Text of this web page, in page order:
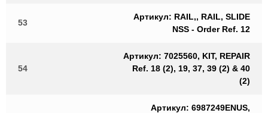
53
Артикул: RAIL,, RAIL, SLIDE
NSS - Order Ref. 12
54
Артикул: 7025560, KIT, REPAIR
Ref. 18 (2), 19, 37, 39 (2) & 40
(2)
Артикул: 6987249ENUS,